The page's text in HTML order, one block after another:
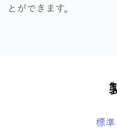
とができます。
標準